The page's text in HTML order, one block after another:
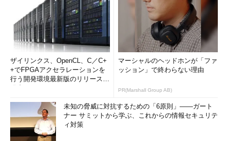
ザイリンクス、OpenCL、C／C+
+でFPGAアクセラレーションを
行う開発環境最新版のリリースを
マーシャルのヘッドホンが「ファ
ッション」で終わらない理由
PR(Marshall Group AB)
未知の脅威に対抗するための「6原則」――ガート
ナー サミットから学ぶ、これからの情報セキュリテ
ィ対策